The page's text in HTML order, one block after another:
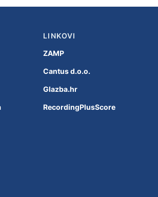
LINKOVI
ZAMP
Cantus d.o.o.
Glazba.hr
RecordingPlusScore